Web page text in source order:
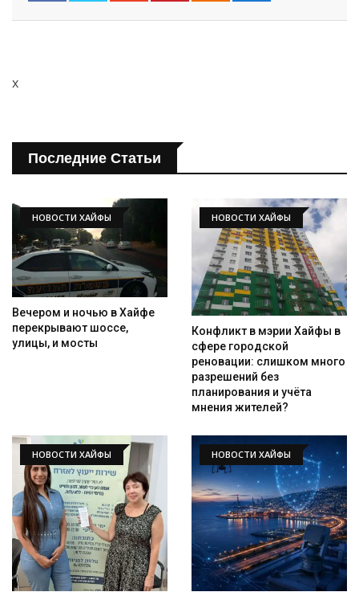
x
Последние Статьи
НОВОСТИ ХАЙФЫ
Вечером и ночью в Хайфе
перекрывают шоссе,
улицы, и мосты
НОВОСТИ ХАЙФЫ
Конфликт в мэрии Хайфы в
сфере городской
реновации: слишком много
разрешений без
планирования и учёта
мнения жителей?
НОВОСТИ ХАЙФЫ НОВОСТИ ХАЙФЫ